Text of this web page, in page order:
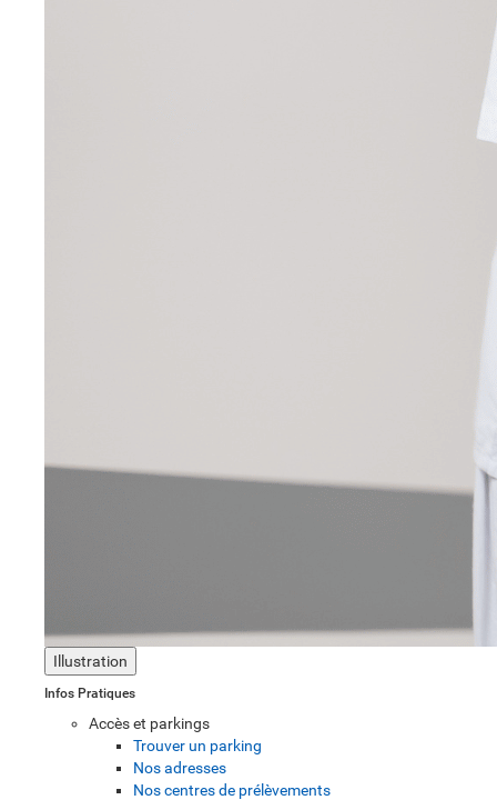
Illustration
Infos Pratiques
Accès et parkings
Trouver un parking
Nos adresses
Nos centres de prélèvements